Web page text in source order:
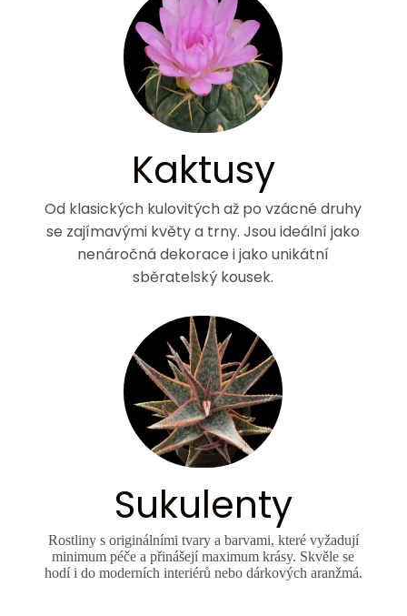
Kaktusy
Od klasických kulovitých až po vzácné druhy
se zajímavými květy a trny. Jsou ideální jako
nenáročná dekorace i jako unikátní
sběratelský kousek.
Sukulenty
Rostliny s originálními tvary a barvami, které vyžadují
minimum péče a přinášejí maximum krásy. Skvěle se
hodí i do moderních interiérů nebo dárkových aranžmá.